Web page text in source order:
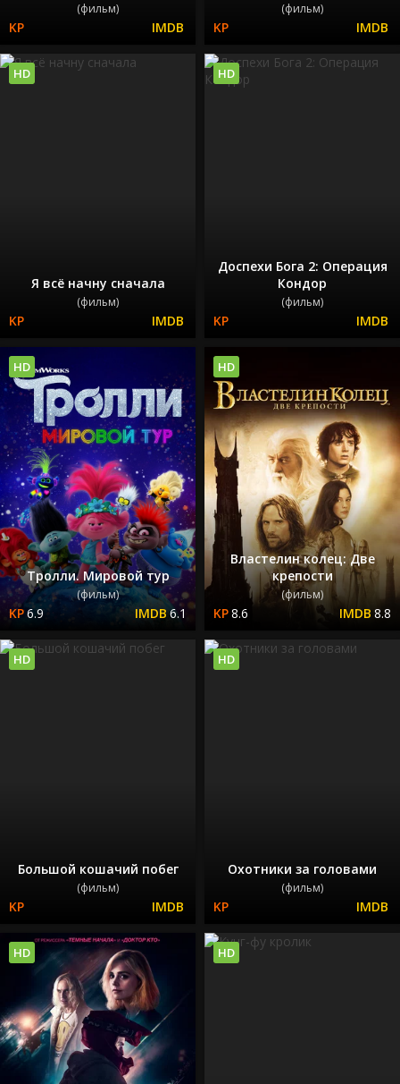
(фильм) (фильм)
Я всё начну сначала
(фильм)
HD
Доспехи Бога 2: Операция
Кондор
(фильм)
HD
Тролли. Мировой тур
(фильм)
6.9 6.1
HD
Властелин колец: Две
крепости
(фильм)
8.6 8.8
HD
Большой кошачий побег
(фильм)
HD
Охотники за головами
(фильм)
HD
HD HD